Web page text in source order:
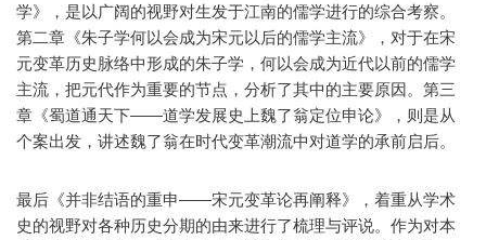
学》，是以广阔的视野对生发于江南的儒学进行的综合考察。
第二章《朱子学何以会成为宋元以后的儒学主流》，对于在宋
元变革历史脉络中形成的朱子学，何以会成为近代以前的儒学
主流，把元代作为重要的节点，分析了其中的主要原因。第三
章《蜀道通天下——道学发展史上魏了翁定位申论》，则是从
个案出发，讲述魏了翁在时代变革潮流中对道学的承前启后。
最后《并非结语的重申——宋元变革论再阐释》，着重从学术
史的视野对各种历史分期的由来进行了梳理与评说。作为对本